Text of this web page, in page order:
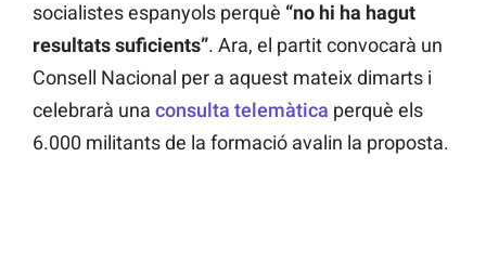
socialistes espanyols perquè “no hi ha hagut
resultats suficients”. Ara, el partit convocarà un
Consell Nacional per a aquest mateix dimarts i
celebrarà una consulta telemàtica perquè els
6.000 militants de la formació avalin la proposta.